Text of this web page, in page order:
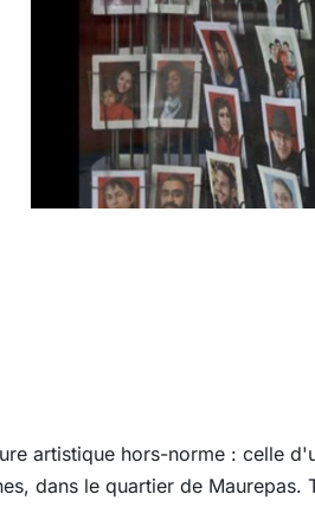
artistique hors-norme : celle
dans le quartier de Maurepas.